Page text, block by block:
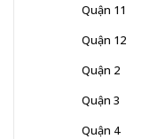
Quận 11
Quận 12
Quận 2
Quận 3
Quận 4